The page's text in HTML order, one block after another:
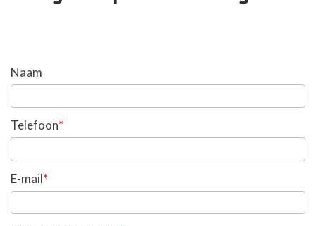
Naam
Telefoon*
E-mail*